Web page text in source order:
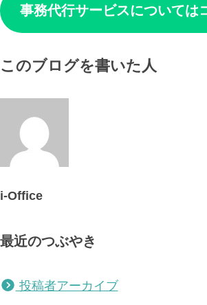
事務代行サービスについては
このブログを書いた人
i-Office
最近のつぶやき
投稿者アーカイブ